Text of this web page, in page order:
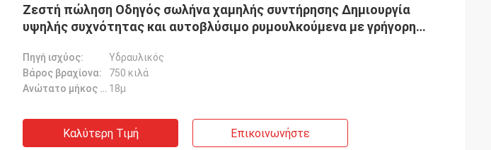
Ζεστή πώληση Οδηγός σωλήνα χαμηλής συντήρησης ∆ημιουργία
υψηλής συχνότητας και αυτοβλύσιμο ρυμουλκούμενα με γρήγορη
Πηγή ισχύος:
Υδραυλικός
Βάρος βραχίονα:
750 κιλά
Ανώτατο μήκος σωρών: 18μ
Καλύτερη Τιμή Επικοινωνήστε